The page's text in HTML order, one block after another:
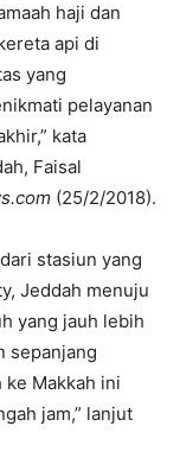
haji dan
api di
yang
pelayanan
kata
Faisal
(25/2/2018).
stasiun yang
Jeddah menuju
yang jauh lebih
sepanjang
Makkah ini
jam,” lanjut